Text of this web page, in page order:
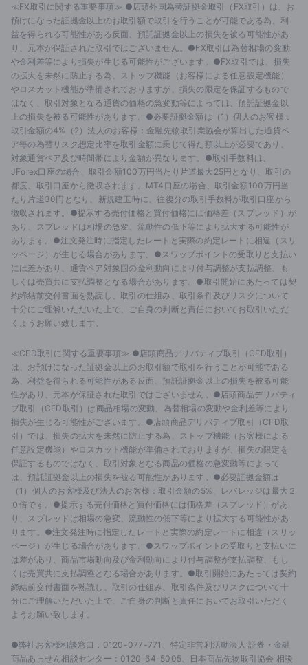
≪FX取引に関する重要事項≫ ●店頭外国為替証拠金取引（FX取引）は、お
預けになった証拠金以上のお取引額で取引を行うことが可能である為、利
益を得られる可能性がある反面、預託証拠金以上の損失を被る可能性があ
り、元本が保証された取引ではございません。●FX取引は為替相場の変動
や金利差等により損失が生じる可能性がございます。●FX取引では、損失
の拡大を未然に防止する為、ストップ機能（お客様による任意設定機能）
やロスカット機能が準備されておりますが、損失の限定を保証するもので
はなく、取引対象となる通貨の価格の急変動等によっては、預託証拠金以
上の損失を被る可能性があります。●必要証拠金額は（1）個人のお客様：
取引金額の4%（2）法人のお客様：金融先物取引業協会が算出した通貨ペ
ア毎の為替リスク想定比率を取引金額に乗じて得た額以上が必要であり、
対象通貨ペア及び時間帯により金額が異なります。●取引手数料は、
JForex口座の場合、取引金額100万円当たり片道最大25円となり、取引の
都度、取引口座から徴収されます。MT4口座の場合、取引金額100万円当
たり片道30円となり、新規建玉時に、往復分の取引手数料が取引口座から
徴収されます。●提示する売付価格と買付価格には価格差（スプレッド）が
あり、スプレッドは相場の急変、流動性の低下等により拡大する可能性が
あります。●注文発注時に指定したレートと実際の約定レートに相違（スリ
ッページ）が生じる場合があります。●スワップポイントの受取りと支払い
には差があり、通貨ペア対象国の金利動向により付与調整が支払調整、も
しくは売買共に支払調整となる場合があります。●取引開始にあたっては契
約締結前交付書面を熟読し、取引の仕組み、取引条件及びリスクについて
十分にご理解いただいた上で、ご自身の判断と責任においてお取引いただ
くようお願い致します。
≪CFD取引に関する重要事項≫ ●店頭商品デリバティブ取引（CFD取引）
は、お預けになった証拠金以上のお取引額で取引を行うことが可能である
為、利益を得られる可能性がある反面、預託証拠金以上の損失を被る可能
性があり、元本が保証された取引ではございません。●店頭商品デリバティ
ブ取引（CFD取引）は商品相場の変動、為替相場の変動や金利差等により
損失が生じる可能性がございます。●店頭商品デリバティブ取引（CFD取
引）では、損失の拡大を未然に防止する為、ストップ機能（お客様による
任意設定機能）やロスカット機能が準備されておりますが、損失の限定を
保証するものではなく、取引対象となる商品の価格の急変動等によって
は、預託証拠金以上の損失を被る可能性があります。●必要証拠金額は
（1）個人のお客様及び法人のお客様：取引金額の5%、レバレッジは最大２
０倍です。●提示する売付価格と買付価格には価格差（スプレッド）があ
り、スプレッドは相場の急変、流動性の低下等により拡大する可能性があ
ります。●注文発注時に指定したレートと実際の約定レートに相違（スリッ
ページ）が生じる場合があります。●スワップポイントの受取りと支払いに
は差があり、商品市場動向及び金利動向により付与調整が支払調整、もし
くは売買共に支払調整となる場合があります。●取引開始にあたっては契約
締結前交付書面を熟読し、取引の仕組み、取引条件及びリスクについて十
分にご理解いただいた上で、ご自身の判断と責任においてお取引いただく
ようお願い致します。
●弊社お客様相談窓口：0120-077-771、特定非営利活動法人 証券・金融
商品あっせん相談センター：0120-64-5005、日本商品先物取引協会 相談